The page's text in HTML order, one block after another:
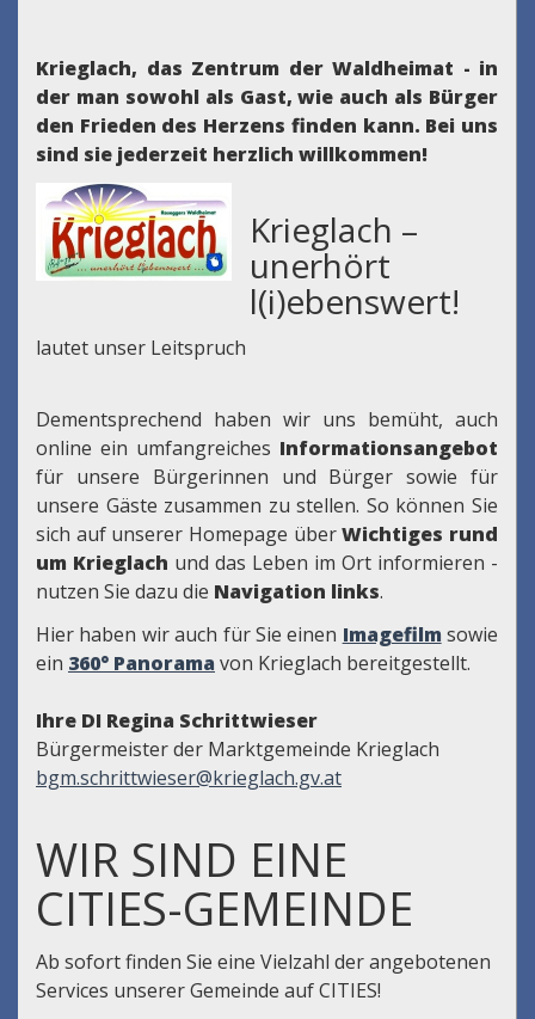
Krieglach, das Zentrum der Waldheimat - in
der man sowohl als Gast, wie auch als Bürger
den Frieden des Herzens finden kann. Bei uns
sind sie jederzeit herzlich willkommen!
Krieglach –
unerhört
l(i)ebenswert!
lautet unser Leitspruch
Dementsprechend haben wir uns bemüht, auch
online ein umfangreiches Informationsangebot
für unsere Bürgerinnen und Bürger sowie für
unsere Gäste zusammen zu stellen. So können Sie
sich auf unserer Homepage überWichtiges rund
um Krieglach und das Leben im Ort informieren -
nutzen Sie dazu die Navigation links.
Hier haben wir auch für Sie einen Imagefilm sowie
ein 360° Panorama von Krieglach bereitgestellt.
Ihre DI Regina Schrittwieser
Bürgermeister der Marktgemeinde Krieglach
bgm.schrittwieser@krieglach.gv.at
WIR SIND EINE
CITIES-GEMEINDE
Ab sofort finden Sie eine Vielzahl der angebotenen
Services unserer Gemeinde auf CITIES!